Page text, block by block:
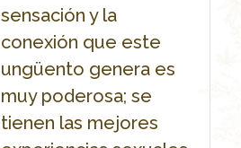
sensación y la
conexión que este
ungüento genera es
muy poderosa; se
tienen las mejores